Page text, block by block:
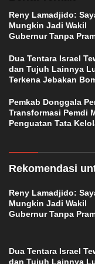
Reny Lamadjido:
Mungkin Jadi Wakil
Gubernur Tanpa
Dua Tentara Israel
dan Tujuh Lainnya
Terkena Jebakan
Pemkab Donggala
Transformasi Pemdi
Penguatan Tata
Rekomendasi
Reny Lamadjido:
Mungkin Jadi Wakil
Gubernur Tanpa
Dua Tentara Israel
dan Tujuh Lainnya